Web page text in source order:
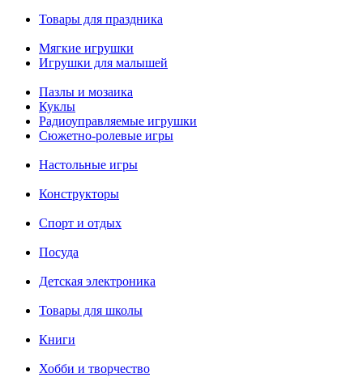
Товары для праздника
Мягкие игрушки
Игрушки для малышей
Пазлы и мозаика
Куклы
Радиоуправляемые игрушки
Сюжетно-ролевые игры
Настольные игры
Конструкторы
Спорт и отдых
Посуда
Детская электроника
Товары для школы
Книги
Хобби и творчество